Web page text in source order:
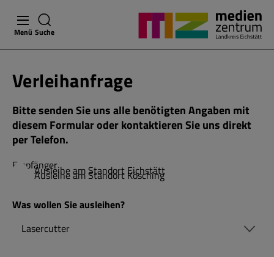
Menü Suche
Verleihanfrage
Bitte senden Sie uns alle benötigten Angaben mit
diesem Formular oder kontaktieren Sie uns direkt
per Telefon.
EmpfängerAusleihe am Standort Eichstätt
Ausleihe am Standort Kösching
Was wollen Sie ausleihen?